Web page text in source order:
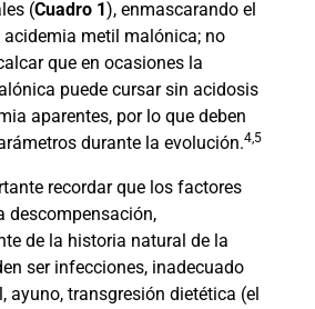
(Cuadro 1), enmascarando el
metil malónica; no
que en ocasiones la
puede cursar sin acidosis
aparentes, por lo que deben
durante la evolución.4,5
recordar que los factores
descompensación,
de la historia natural de la
ser infecciones, inadecuado
ayuno, transgresión dietética (el